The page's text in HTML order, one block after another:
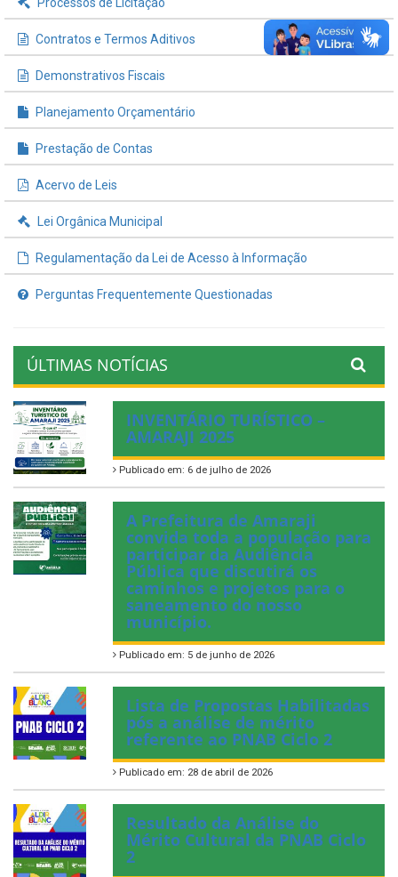
Contratos e Termos Aditivos
Demonstrativos Fiscais
Planejamento Orçamentário
Prestação de Contas
Acervo de Leis
Lei Orgânica Municipal
Regulamentação da Lei de Acesso à Informação
Perguntas Frequentemente Questionadas
ÚLTIMAS NOTÍCIAS
INVENTÁRIO TURÍSTICO –
AMARAJI 2025
Publicado em: 6 de julho de 2026
A Prefeitura de Amaraji
convida toda a população para
participar da Audiência
Pública que discutirá os
caminhos e projetos para o
saneamento do nosso
município.
Publicado em: 5 de junho de 2026
Lista de Propostas Habilitadas
pós a análise de mérito
referente ao PNAB Ciclo 2
Publicado em: 28 de abril de 2026
Resultado da Análise do
Mérito Cultural da PNAB Ciclo
2